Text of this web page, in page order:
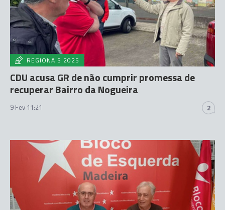
REGIONAIS 2025
CDU acusa GR de não cumprir promessa de
recuperar Bairro da Nogueira
9 Fev 11:21 2